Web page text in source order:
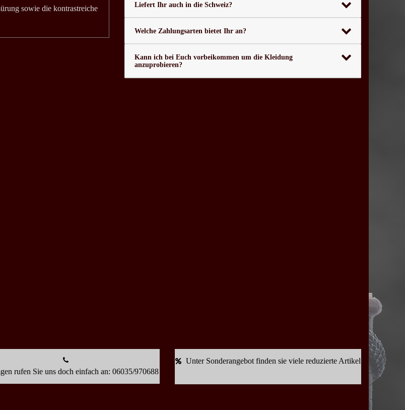
sowie die kontrastreiche
Liefert Ihr auch in die Schweiz?
Welche Zahlungsarten bietet Ihr an?
Kann ich bei Euch vorbeikommen um die Kleidung
anzuprobieren?
rufen Sie uns doch einfach an: 06035/970688
Unter Sonderangebot finden sie viele reduzierte Artikel